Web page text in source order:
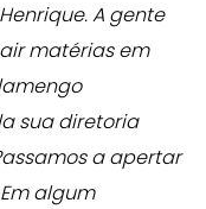
A gente
matérias em
sua diretoria
a apertar
algum